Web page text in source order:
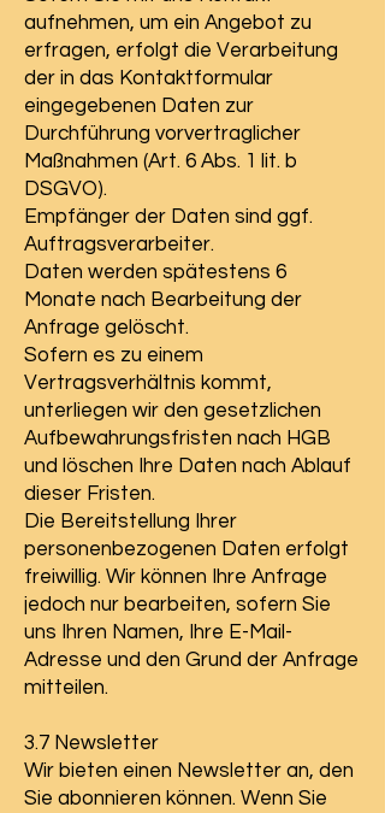
aufnehmen, um ein Angebot zu
erfragen, erfolgt die Verarbeitung
der in das Kontaktformular
eingegebenen Daten zur
Durchführung vorvertraglicher
Maßnahmen (Art. 6 Abs. 1 lit. b
DSGVO).
Empfänger der Daten sind ggf.
Auftragsverarbeiter.
Daten werden spätestens 6
Monate nach Bearbeitung der
Anfrage gelöscht.
Sofern es zu einem
Vertragsverhältnis kommt,
unterliegen wir den gesetzlichen
Aufbewahrungsfristen nach HGB
und löschen Ihre Daten nach Ablauf
dieser Fristen.
Die Bereitstellung Ihrer
personenbezogenen Daten erfolgt
freiwillig. Wir können Ihre Anfrage
jedoch nur bearbeiten, sofern Sie
uns Ihren Namen, Ihre E-Mail-
Adresse und den Grund der Anfrage
mitteilen.
3.7 Newsletter
Wir bieten einen Newsletter an, den
Sie abonnieren können. Wenn Sie